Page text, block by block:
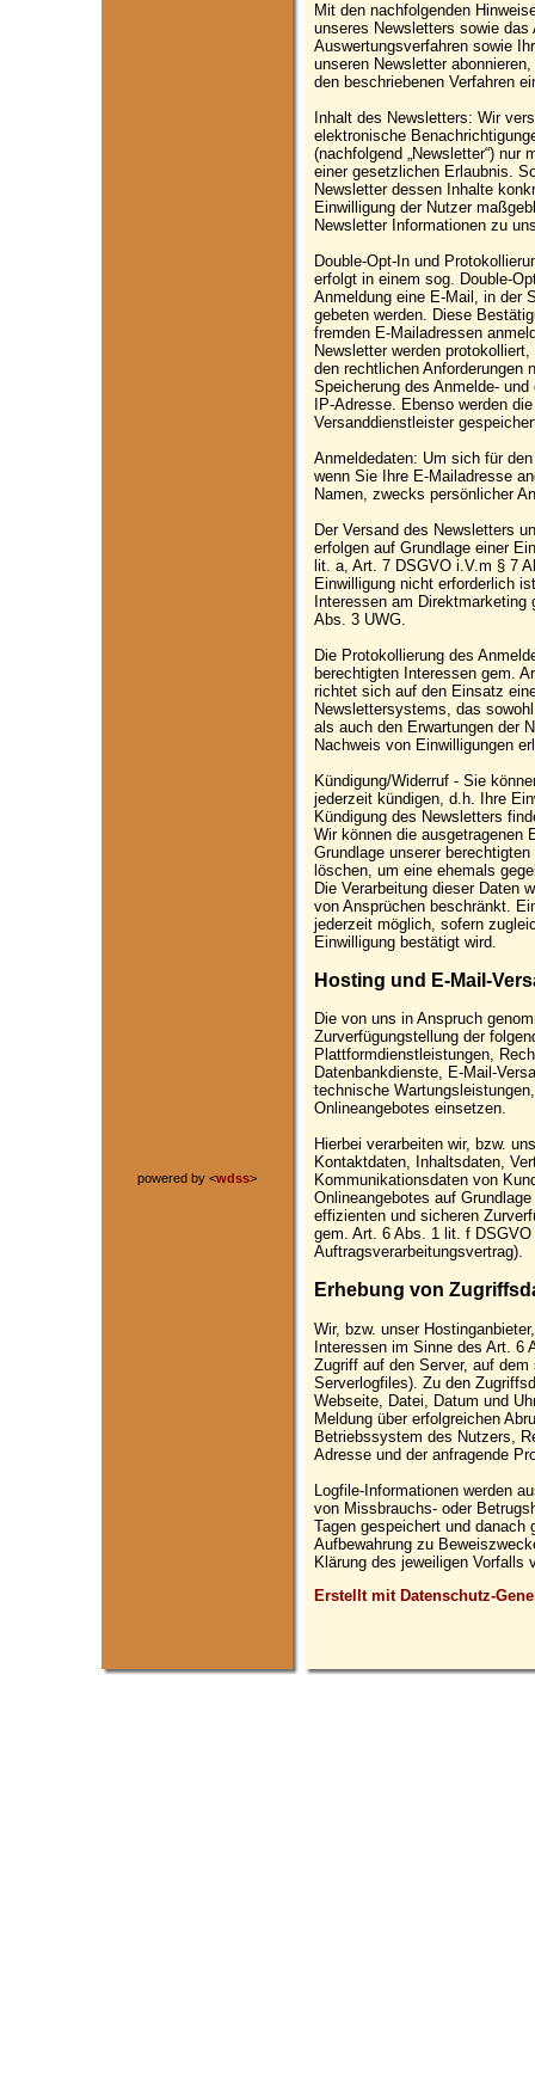
powered by <wdss>
Mit den nachfolgenden
unseres Newsletters sowie
Auswertungsverfahren sowie
unseren Newsletter
den beschriebenen Verfahren
Inhalt des Newsletters: Wir
elektronische
(nachfolgend „Newsletter“) nur
einer gesetzlichen Erlaubnis.
Newsletter dessen Inhalte
Einwilligung der Nutzer
Newsletter Informationen zu
Double-Opt-In und
erfolgt in einem sog. Double-
Anmeldung eine E-Mail, in der
gebeten werden. Diese
fremden E-Mailadressen
Newsletter werden
den rechtlichen Anforderungen
Speicherung des Anmelde-
IP-Adresse. Ebenso werden
Versanddienstleister
Anmeldedaten: Um sich für
wenn Sie Ihre E-Mailadresse
Namen, zwecks persönlicher
Der Versand des Newsletters
erfolgen auf Grundlage einer
lit. a, Art. 7 DSGVO i.V.m § 7
Einwilligung nicht erforderlich
Interessen am
Abs. 3 UWG.
Die Protokollierung des
berechtigten Interessen gem.
richtet sich auf den Einsatz
Newslettersystems, das
als auch den Erwartungen der
Nachweis von Einwilligungen
Kündigung/Widerruf - Sie
jederzeit kündigen, d.h. Ihre
Kündigung des Newsletters
Wir können die ausgetragenen
Grundlage unserer
löschen, um eine ehemals
Die Verarbeitung dieser Daten
von Ansprüchen beschränkt.
jederzeit möglich, sofern
Einwilligung bestätigt wird.
Hosting und E-Mail-
Die von uns in Anspruch
Zurverfügungstellung der
Plattformdienstleistungen,
Datenbankdienste, E-Mail-
technische
Onlineangebotes einsetzen.
Hierbei verarbeiten wir, bzw.
Kontaktdaten, Inhaltsdaten,
Kommunikationsdaten von
Onlineangebotes auf
effizienten und sicheren
gem. Art. 6 Abs. 1 lit. f
Auftragsverarbeitungsvertrag).
Erhebung von
Wir, bzw. unser
Interessen im Sinne des Art. 6
Zugriff auf den Server, auf
Serverlogfiles). Zu den
Webseite, Datei, Datum und
Meldung über erfolgreichen
Betriebssystem des Nutzers,
Adresse und der anfragende
Logfile-Informationen werden
von Missbrauchs- oder
Tagen gespeichert und danach
Aufbewahrung zu
Klärung des jeweiligen Vorfalls
Erstellt mit Datenschutz-